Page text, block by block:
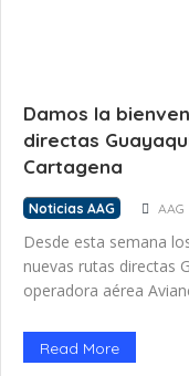
Damos la
directas
Cartagena
Noticias AAG AAG
Desde esta semana
nuevas rutas directas
operadora aérea
inaugural se dio el
19:50. Según el medio
Read More